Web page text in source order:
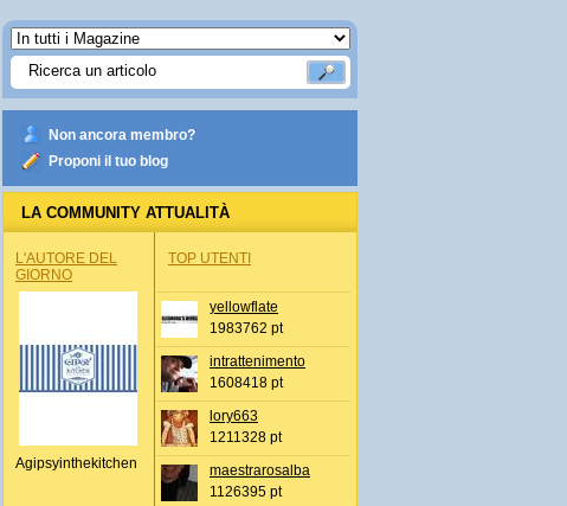
Non ancora membro?
Proponi il tuo blog
LA COMMUNITY ATTUALITÀ
L'AUTORE DEL
GIORNO
Agipsyinthekitchen
TOP UTENTI
yellowflate
1983762 pt
intrattenimento
1608418 pt
lory663
1211328 pt
maestrarosalba
1126395 pt